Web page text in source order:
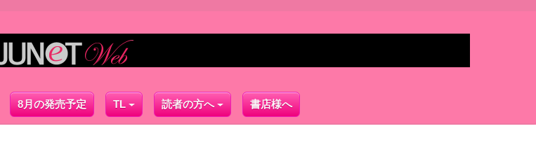
8月の発売予定 TL 読者の方へ 書店様へ